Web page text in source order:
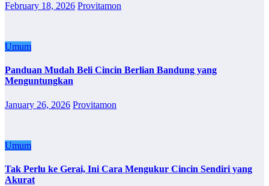
February 18, 2026 Provitamon
Umum
Panduan Mudah Beli Cincin Berlian Bandung yang
Menguntungkan
January 26, 2026 Provitamon
Umum
Tak Perlu ke Gerai, Ini Cara Mengukur Cincin Sendiri yang
Akurat